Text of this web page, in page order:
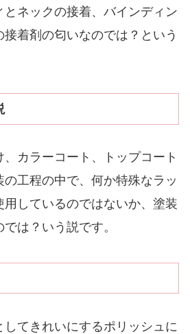
とネックの接着、バインディン
着剤の匂いなのでは？という
カラーコート、トップコート
工程の中で、何か特殊なラッ
用しているのではないか、塗装
は？いう説です。
てきれいにするポリッシュに